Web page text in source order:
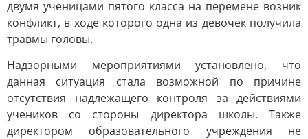
двумя ученицами пятого класса на перемене возник
конфликт, в ходе которого одна из девочек получила
травмы головы.
Надзорными мероприятиями установлено, что
данная ситуация стала возможной по причине
отсутствия надлежащего контроля за действиями
учеников со стороны директора школы. Также
директором образовательного учреждения не